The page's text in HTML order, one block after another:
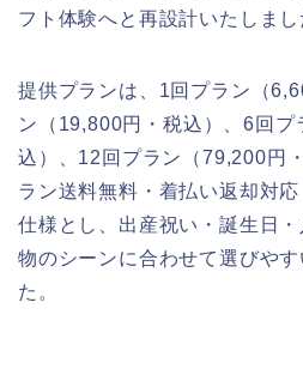
フト体験へと再設計いたしまし
提供プランは、1回プラン（
ン（19,800円・税込）、6回
込）、12回プラン（79,200円
ラン送料無料・着払い返却対
仕様とし、出産祝い・誕生日
物のシーンに合わせて選びや
た。